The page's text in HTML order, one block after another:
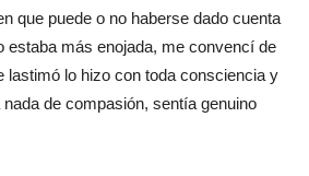
que puede o no haberse dado cuenta
estaba más enojada, me convencí de
lastimó lo hizo con toda consciencia y
de compasión, sentía genuino